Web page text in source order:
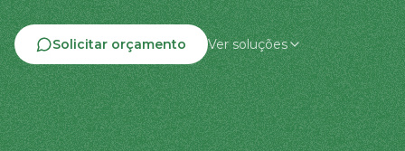
Solicitar orçamento Ver soluções